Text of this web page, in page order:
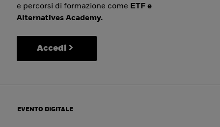
e percorsi di formazione come ETF e
Alternatives Academy.
Accedi
EVENTO DIGITALE